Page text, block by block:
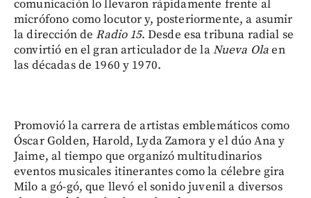
comunicación lo llevaron rápidamente frente al
micrófono como locutor y, posteriormente, a asumir
la dirección deRadio 15. Desde esa tribuna radial se
convirtió en el gran articulador de laNueva Olaen
las décadas de 1960 y 1970.
Promovió la carrera de artistas emblemáticos como
Óscar Golden, Harold, Lyda Zamora y el dúo Ana y
Jaime, al tiempo que organizó multitudinarios
eventos musicales itinerantes como la célebre gira
Milo a gó-gó, que llevó el sonido juvenil a diversos